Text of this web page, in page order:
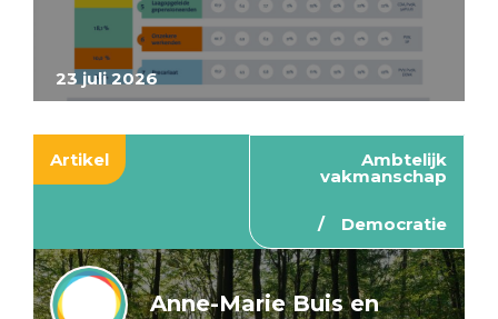
23 juli 2026
Artikel Ambtelijk
vakmanschap
Democratie
Anne-Marie Buis en